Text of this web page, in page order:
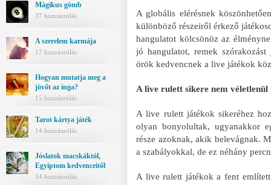
Mágikus gömb
37 hozzászólás
A szerelem karmája
17 hozzászólás
Hogyan mutatja meg a
jövőt az inga?
15 hozzászólás
Tarot kártya játék
14 hozzászólás
Jóslatok macskáktól,
Egyiptom kedvenceitől
14 hozzászólás
A globális elérésnek
különböző részeiről érkező
hangulatot kölcsönöz az
jó hangulatot, remek
örök kedvencnek a live játékok
A live rulett sikere nem véletlenül
A live rulett játékok sikeréhez
olyan bonyolultak, ugyanakkor
része azoknak, akik belevágnak.
a szabályokkal, de ez néhány
A live rulett játékok a fent